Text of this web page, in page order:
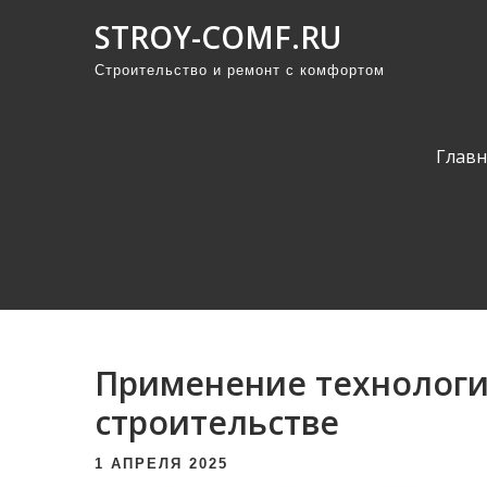
STROY-COMF.RU
Строительство и ремонт с комфортом
Применение
строительстве
1 АПРЕЛЯ 2025